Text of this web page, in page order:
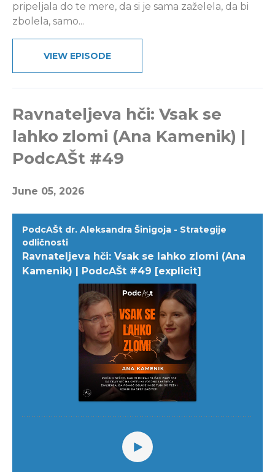
pripeljala do te mere, da si je sama zaželela, da bi
zbolela, samo...
VIEW EPISODE
Ravnateljeva hči: Vsak se
lahko zlomi (Ana Kamenik) |
PodcAŠt #49
June 05, 2026